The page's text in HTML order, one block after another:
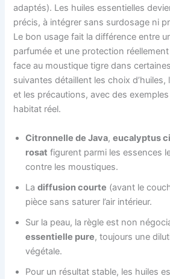
adaptés). Les huiles essentielles
précis, à intégrer sans surdosage ni
Le bon usage fait la différence entre
parfumée et une protection
face au moustique tigre dans
suivantes détaillent les choix d’huiles,
et les précautions, avec des
habitat réel.
Citronnelle de Java,eucalyptus
rosat figurent parmi les essences
contre les moustiques.
Ladiffusion courte (avant le
pièce sans saturer l’air intérieur.
Sur la peau, la règle est non
essentielle pure, toujours une
végétale.
Pour un résultat stable, les huiles